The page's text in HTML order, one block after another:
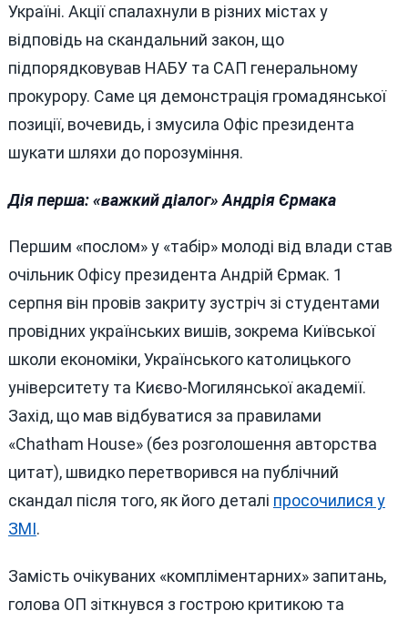
Україні. Акції спалахнули в різних містах у
відповідь на скандальний закон, що
підпорядковував НАБУ та САП генеральному
прокурору. Саме ця демонстрація громадянської
позиції, вочевидь, і змусила Офіс президента
шукати шляхи до порозуміння.
Дія перша: «важкий діалог» Андрія Єрмака
Першим «послом» у «табір» молоді від влади став
очільник Офісу президента Андрій Єрмак. 1
серпня він провів закриту зустріч зі студентами
провідних українських вишів, зокрема Київської
школи економіки, Українського католицького
університету та Києво-Могилянської академії.
Захід, що мав відбуватися за правилами
«Chatham House» (без розголошення авторства
цитат), швидко перетворився на публічний
скандал після того, як його деталі просочилися у
ЗМІ.
Замість очікуваних «компліментарних» запитань,
голова ОП зіткнувся з гострою критикою та